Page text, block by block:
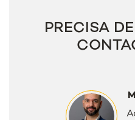
PRECISA